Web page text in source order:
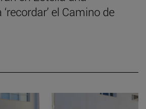
el Camino de